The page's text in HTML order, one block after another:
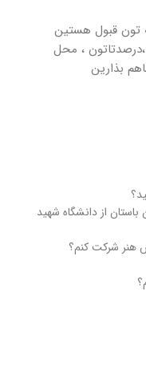
تون قبول هستین
، محل
بذارین
از دانشگاه شهید
هنر شرکت کنم؟